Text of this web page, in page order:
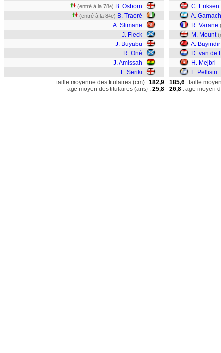
(entré à la 78e) B. Osborn
(entré à la 84e) B. Traoré
A. Slimane
J. Fleck
J. Buyabu
R. Oné
J. Amissah
F. Seriki
C. Eriksen
A.
R. Varane
M. Mount
A. Bayindir
D. van de
H. Mejbri
F. Pellistri
taille moyenne des titulaires (cm) : 182,9
age moyen des titulaires (ans) : 25,8
185,6 : taille
26,8 : age moyen